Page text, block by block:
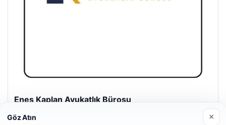
Enes Kaplan Avukatlık Bürosu
Göz Atın ×